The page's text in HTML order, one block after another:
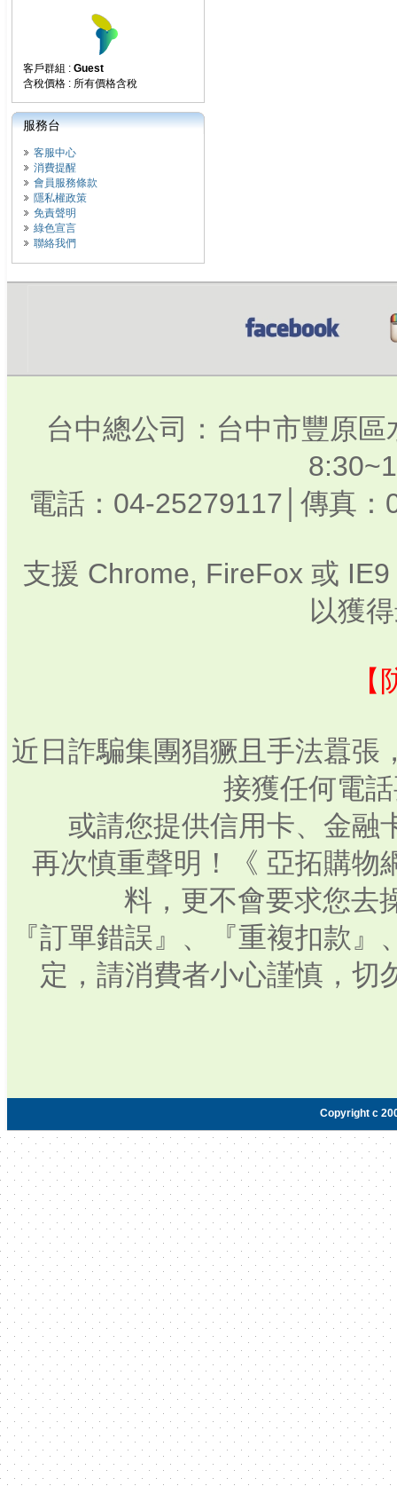
客戶群組 : Guest
含稅價格 : 所有價格含稅
服務台
客服中心
消費提醒
會員服務條款
隱私權政策
免責聲明
綠色宣言
聯絡我們
台中總公司：台中市豐原
電話：04-25279117│傳真
支援 Chrome, FireFox 或
以獲
近日詐騙集團猖獗且手法囂張
接獲任何電
或請您提供信用卡、金融
再次慎重聲明！《 亞拓購物
料，更不會要求您去
『訂單錯誤』、『重複扣款
定，請消費者小心謹慎，切
Copyright c